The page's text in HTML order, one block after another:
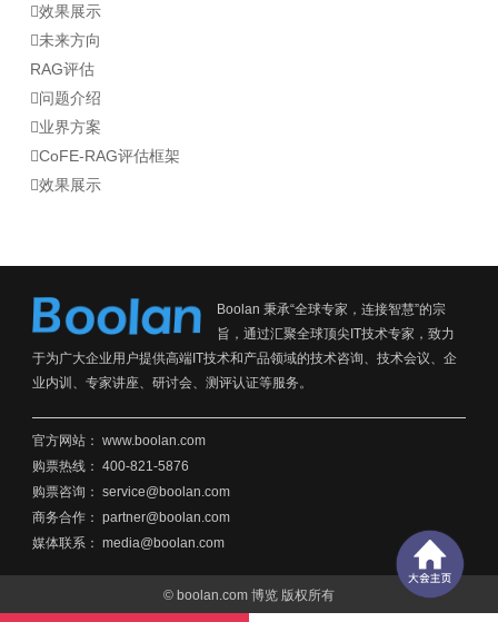
效果展示
未来方向
RAG评估
问题介绍
业界方案
CoFE-RAG评估框架
效果展示
Boolan 秉承“全球专家，连接智慧”的宗
旨，通过汇聚全球顶尖IT技术专家，致力
于为广大企业用户提供高端IT技术和产品领域的技术咨询、技术会议、企
业内训、专家讲座、研讨会、测评认证等服务。
官方网站： www.boolan.com
购票热线： 400-821-5876
购票咨询： service@boolan.com
商务合作： partner@boolan.com
媒体联系： media@boolan.com
© boolan.com 博览 版权所有